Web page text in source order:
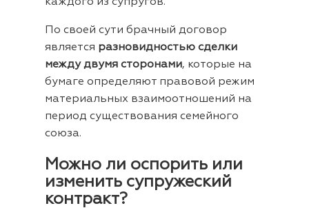
По своей сути брачный договор
является разновидностью сделки
между двумя сторонами, которые на
бумаге определяют правовой режим
материальных взаимоотношений на
период существования семейного
союза.
Можно ли оспорить или
изменить супружеский
контракт?